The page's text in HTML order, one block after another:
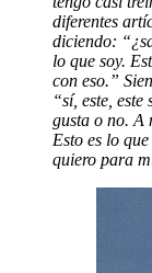
diferentes
diciendo:
lo que soy.
con eso.”
“sí, este,
gusta o no. A
Esto es lo
quiero para